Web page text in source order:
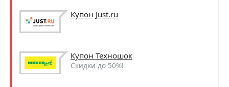
Купон Just.ru
Купон Техношок
Скидки до 50%!